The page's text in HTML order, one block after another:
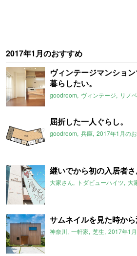
2017年1月のおすすめ
ヴィンテージマンショ
暮らしたい。
goodroom ヴィンテージ リノ
屈折した一人ぐらし。
goodroom 兵庫 2017年1月の
継いでから初の入居者
大家さん トダビューハイツ 大
サムネイルを見た時か
神奈川 一軒家 芝生 2017年1